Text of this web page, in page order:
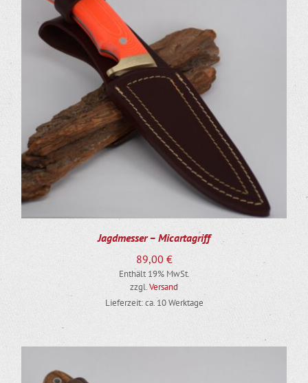
Jagdmesser – Micartagriff
89,00 €
Enthält 19% MwSt.
zzgl.Versand
Lieferzeit: ca. 10 Werktage